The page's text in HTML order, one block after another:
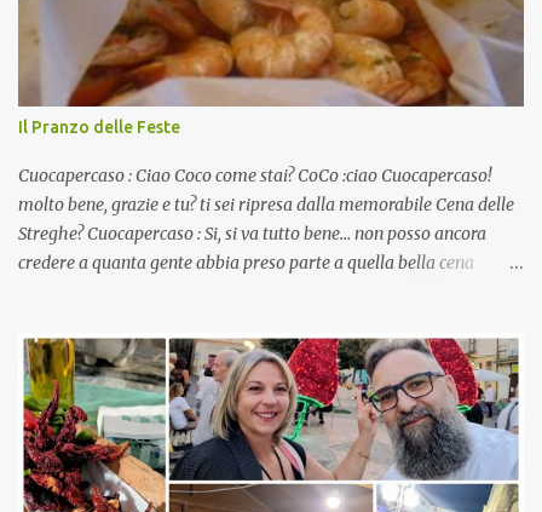
Il Pranzo delle Feste
Cuocapercaso : Ciao Coco come stai? CoCo :ciao Cuocapercaso!
molto bene, grazie e tu? ti sei ripresa dalla memorabile Cena delle
Streghe? Cuocapercaso : Si, si va tutto bene… non posso ancora
credere a quanta gente abbia preso parte a quella bella cena
pranzo, racconta un po'! Perchè io avrò ospiti e cerco degli spunti...
Cuocapercaso : A dire il vero domenica prossima non preparo
nulla perché vado al Pranzo Aziendale di fine anno organizzato dai
mie capi! CoCo : Pranzo aziendale? Una bella idea! Cuocapercaso :
si, è un modo per riunirsi tutti a fine anno e tirare le somme…
naturalmente mangiando tutti insieme, con grande convivialità!